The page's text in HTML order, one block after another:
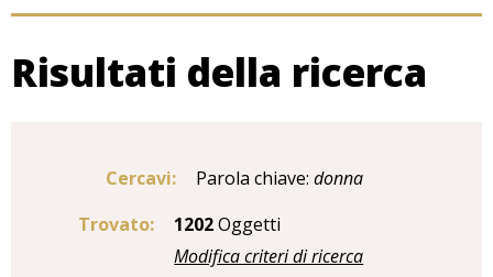
Risultati della ricerca
Cercavi: Parola chiave: donna
Trovato:
1202Oggetti
Modifica criteri di ricerca